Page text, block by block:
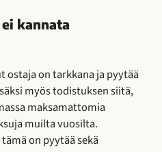
kannata
ostaja on tarkkana ja pyytää
myös todistuksen siitä,
maksamattomia
muilta vuosilta.
on pyytää sekä